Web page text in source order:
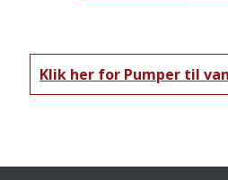
Klik her for Pumper til